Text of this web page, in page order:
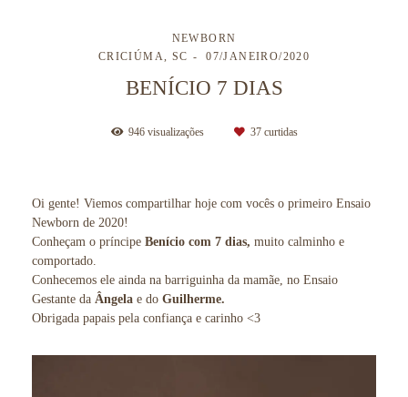
NEWBORN
CRICIÚMA, SC
07/JANEIRO/2020
BENÍCIO 7 DIAS
946visualizações 37curtidas
Oi gente! Viemos compartilhar hoje com vocês o primeiro Ensaio
Newborn de 2020!
Conheçam o príncipe Benício com 7 dias, muito calminho e
comportado.
Conhecemos ele ainda na barriguinha da mamãe, no Ensaio
Gestante da Ângela e do Guilherme.
Obrigada papais pela confiança e carinho <3